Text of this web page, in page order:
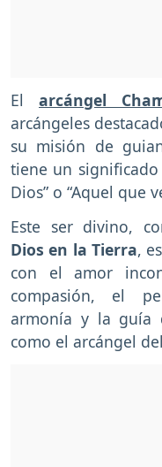
El arcángel
arcángeles
su misión de
tiene un significado
Dios” o “Aquel que
Este ser divino,
Dios en la Tierra,
con el amor
compasión, el
armonía y la guía
como el arcángel